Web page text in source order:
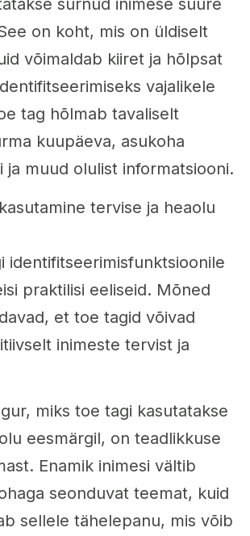
on koht, mis on üldiselt
võimaldab kiiret ja hõlpsat
vajalikele
tag hõlmab tavaliselt
kuupäeva, asukoha
ja muud olulist informatsiooni.
tervise ja heaolu
identifitseerimisfunktsioonile
praktilisi eeliseid. Mõned
et toe tagid võivad
inimeste tervist ja
miks toe tagi kasutatakse
eesmärgil, on teadlikkuse
Enamik inimesi vältib
seonduvat teemat, kuid
sellele tähelepanu, mis võib